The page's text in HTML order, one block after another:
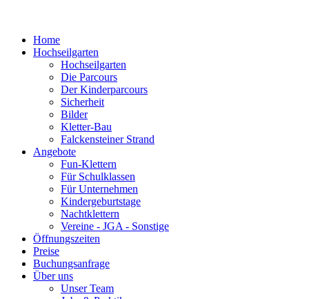
Home
Hochseilgarten
Hochseilgarten
Die Parcours
Der Kinderparcours
Sicherheit
Bilder
Kletter-Bau
Falckensteiner Strand
Angebote
Fun-Klettern
Für Schulklassen
Für Unternehmen
Kindergeburtstage
Nachtklettern
Vereine - JGA - Sonstige
Öffnungszeiten
Preise
Buchungsanfrage
Über uns
Unser Team